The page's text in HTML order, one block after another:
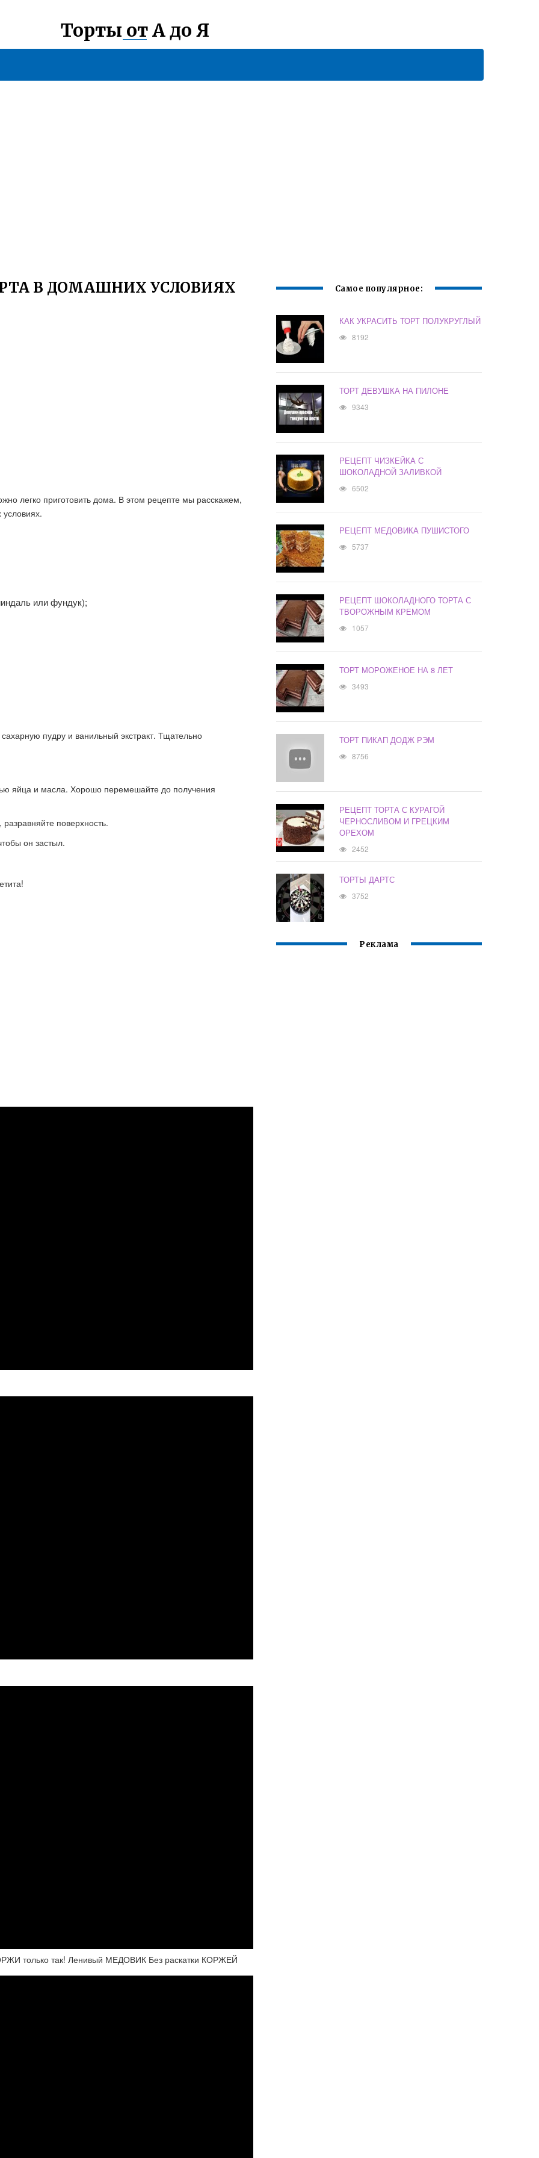
Торты от А до Я
В ДОМАШНИХ УСЛОВИЯХ
легко приготовить дома. В этом рецепте мы расскажем,
или фундук);
пудру и ванильный экстракт. Тщательно
яйца и масла. Хорошо перемешайте до получения
поверхность.
он застыл.
только так! Ленивый МЕДОВИК Без раскатки КОРЖЕЙ
Самое популярное:
КАК УКРАСИТЬ ТОРТ ПОЛУКРУГЛЫЙ
8192
ТОРТ ДЕВУШКА НА ПИЛОНЕ
9343
РЕЦЕПТ ЧИЗКЕЙКА С
ШОКОЛАДНОЙ ЗАЛИВКОЙ
6502
РЕЦЕПТ МЕДОВИКА ПУШИСТОГО
5737
РЕЦЕПТ ШОКОЛАДНОГО ТОРТА С
ТВОРОЖНЫМ КРЕМОМ
1057
ТОРТ МОРОЖЕНОЕ НА 8 ЛЕТ
3493
ТОРТ ПИКАП ДОДЖ РЭМ
8756
РЕЦЕПТ ТОРТА С КУРАГОЙ
ЧЕРНОСЛИВОМ И ГРЕЦКИМ
ОРЕХОМ
2452
ТОРТЫ ДАРТС
3752
Реклама